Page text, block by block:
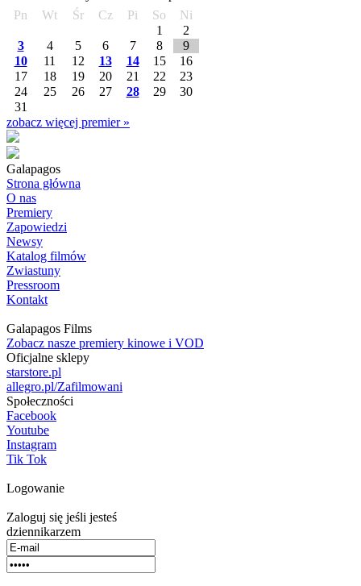
Pn
Wt Śr Cz Pi So
Ni
1
2
3
4 5 6 7 8
9
10
11 12 13 14 15
16
17
18 19 20 21 22
23
24
25 26 27 28 29
30
31
zobacz więcej premier »
Galapagos
Strona główna
O nas
Premiery
Zapowiedzi
Newsy
Katalog filmów
Zwiastuny
Pressroom
Kontakt
Galapagos Films
Zobacz nasze premiery kinowe i VOD
Oficjalne sklepy
starstore.pl
allegro.pl/Zafilmowani
Społeczności
Facebook
Youtube
Instagram
Tik Tok
Logowanie
Zaloguj się jeśli jesteś
dziennikarzem